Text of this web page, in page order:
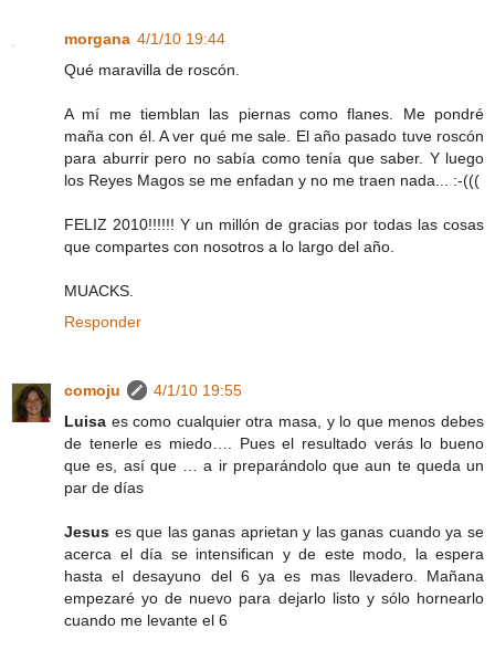
morgana 4/1/10 19:44
Qué maravilla de roscón.
A mí me tiemblan las piernas como flanes. Me pondré
maña con él. A ver qué me sale. El año pasado tuve roscón
para aburrir pero no sabía como tenía que saber. Y luego
los Reyes Magos se me enfadan y no me traen nada... :-(((
FELIZ 2010!!!!!! Y un millón de gracias por todas las cosas
que compartes con nosotros a lo largo del año.
MUACKS.
Responder
comoju
4/1/10 19:55
Luisa es como cualquier otra masa, y lo que menos debes
de tenerle es miedo…. Pues el resultado verás lo bueno
que es, así que … a ir preparándolo que aun te queda un
par de días
Jesus es que las ganas aprietan y las ganas cuando ya se
acerca el día se intensifican y de este modo, la espera
hasta el desayuno del 6 ya es mas llevadero. Mañana
empezaré yo de nuevo para dejarlo listo y sólo hornearlo
cuando me levante el 6